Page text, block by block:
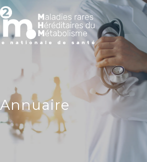
Annuaire